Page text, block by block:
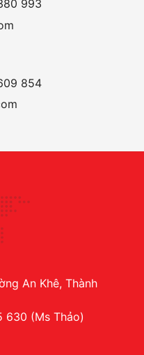
993
854
An Khê, Thành
630 (Ms Thảo)